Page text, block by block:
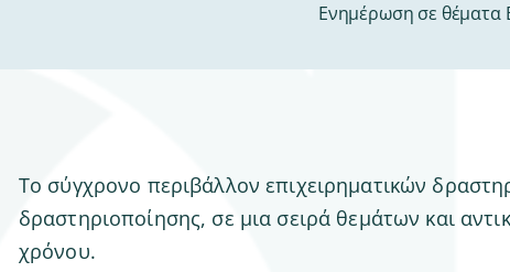
Ενημέρωση σε θέματα
Το σύγχρονο περιβάλλον επιχειρηματικών
δραστηριοποίησης, σε μια σειρά θεμάτων και
χρόνου.